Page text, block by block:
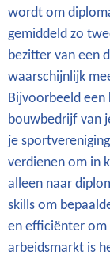
wordt om
gemiddeld zo
bezitter van een
waarschijnlijk
Bijvoorbeeld een
bouwbedrijf van
je
verdienen om in
alleen naar
skills om
en efficiënter om
arbeidsmarkt is